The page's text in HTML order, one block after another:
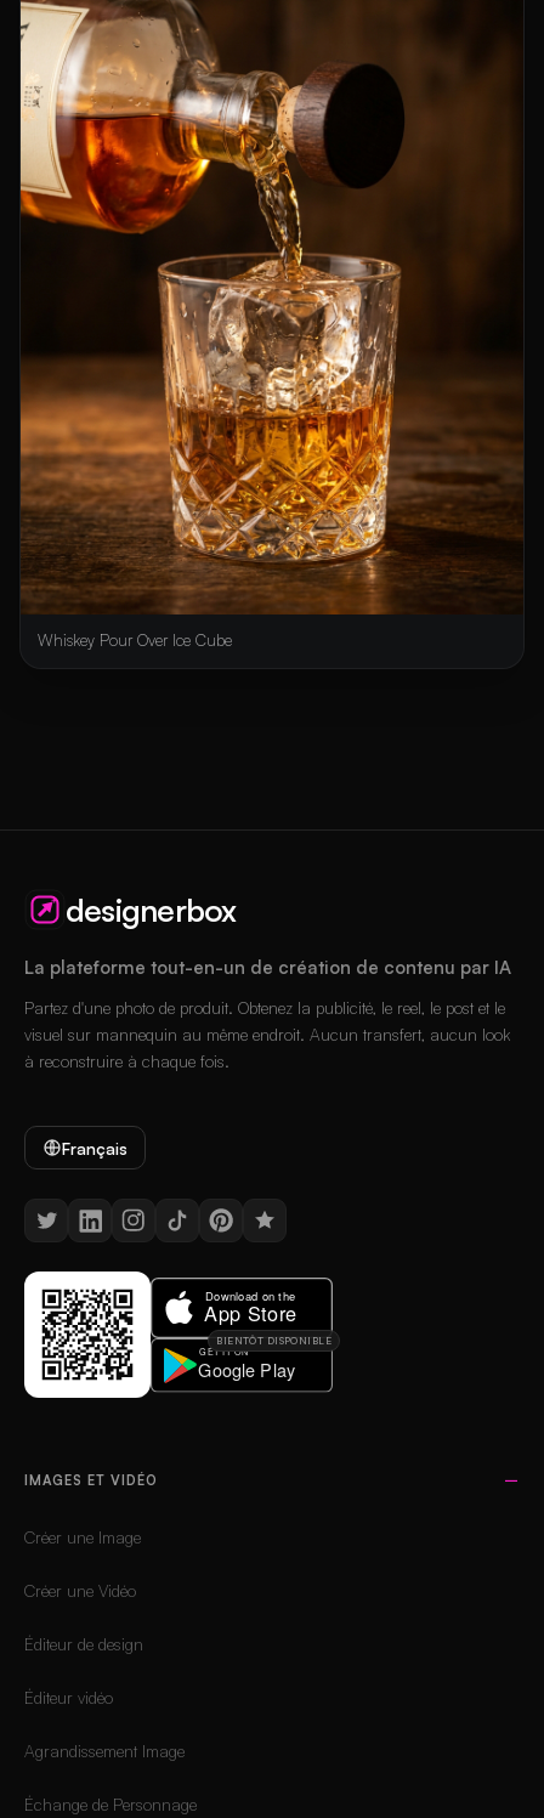
Whiskey Pour Over Ice Cube
designerbox
La plateforme tout-en-un de création de contenu par IA
Partez d'une photo de produit. Obtenez la publicité, le reel, le post et le
visuel sur mannequin au même endroit. Aucun transfert, aucun look
à reconstruire à chaque fois.
Français
BIENTÔT DISPONIBLE
IMAGES ET VIDÉO
Créer une Image
Créer une Vidéo
Éditeur de design
Éditeur vidéo
Agrandissement Image
Échange de Personnage